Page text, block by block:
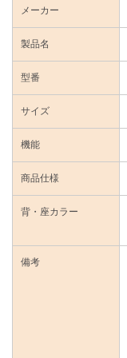
メーカー
製品名
型番
サイズ
機能
商品仕様
背・座カラー
備考